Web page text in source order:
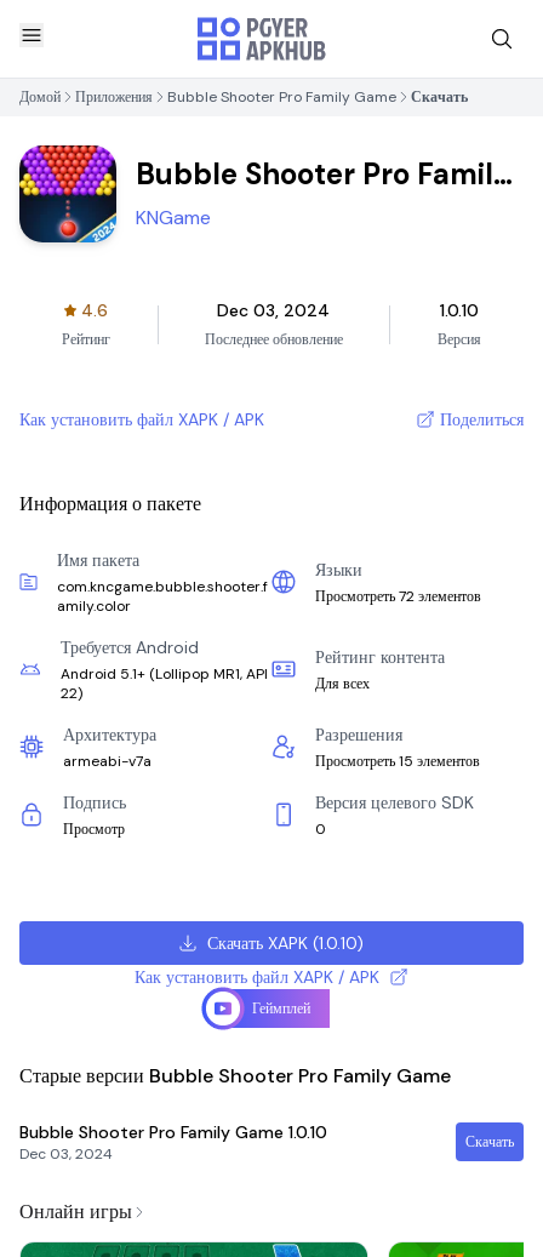
Домой Приложения Bubble Shooter Pro Family Game Скачать
Bubble Shooter Pro Family
Game
KNGame
4.6
Рейтинг
Dec 03, 2024
Последнее обновление
1.0.10
Версия
Как установить файл XAPK / APK Поделиться
Информация о пакете
Имя пакета
com.kncgame.bubble.shooter.f
amily.color
Языки
Просмотреть 72 элементов
Требуется Android
Android 5.1+ (Lollipop MR1, API
22)
Рейтинг контента
Для всех
Архитектура
armeabi-v7a
Разрешения
Просмотреть 15 элементов
Подпись
Просмотр
Версия целевого SDK
0
Скачать XAPK (1.0.10)
Как установить файл XAPK / APK
Геймплей
Старые версии Bubble Shooter Pro Family Game
Bubble Shooter Pro Family Game 1.0.10
Dec 03, 2024
Скачать
Онлайн игры